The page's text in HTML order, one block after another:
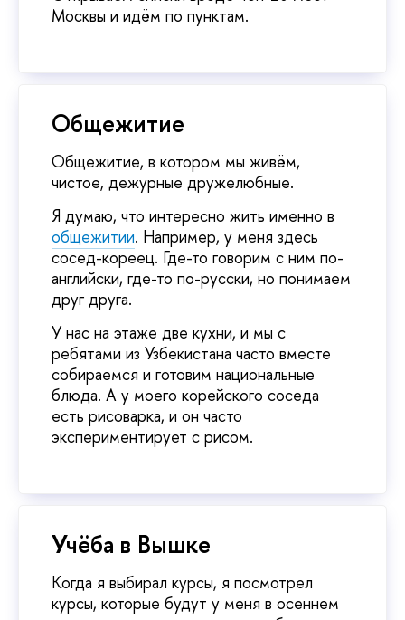
Москвы и идём по пунктам.
Общежитие
Общежитие, в котором мы живём,
чистое, дежурные дружелюбные.
Я думаю, что интересно жить именно в
общежитии. Например, у меня здесь
сосед-кореец. Где-то говорим с ним по-
английски, где-то по-русски, но понимаем
друг друга.
У нас на этаже две кухни, и мы с
ребятами из Узбекистана часто вместе
собираемся и готовим национальные
блюда. А у моего корейского соседа
есть рисоварка, и он часто
экспериментирует с рисом.
Учёба в Вышке
Когда я выбирал курсы, я посмотрел
курсы, которые будут у меня в осеннем